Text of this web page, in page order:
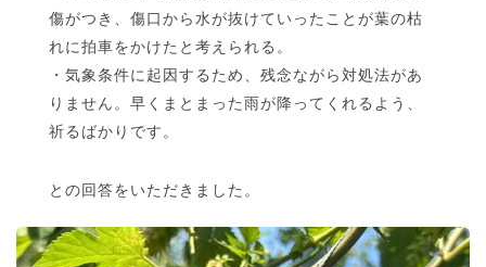
傷がつき、傷口から水が抜けていったことが葉の枯
れに拍車をかけたと考えられる。
・気象条件に起因するため、残念ながら対処法があ
りません。早くまとまった雨が降ってくれるよう、
祈るばかりです。
との回答をいただきました。